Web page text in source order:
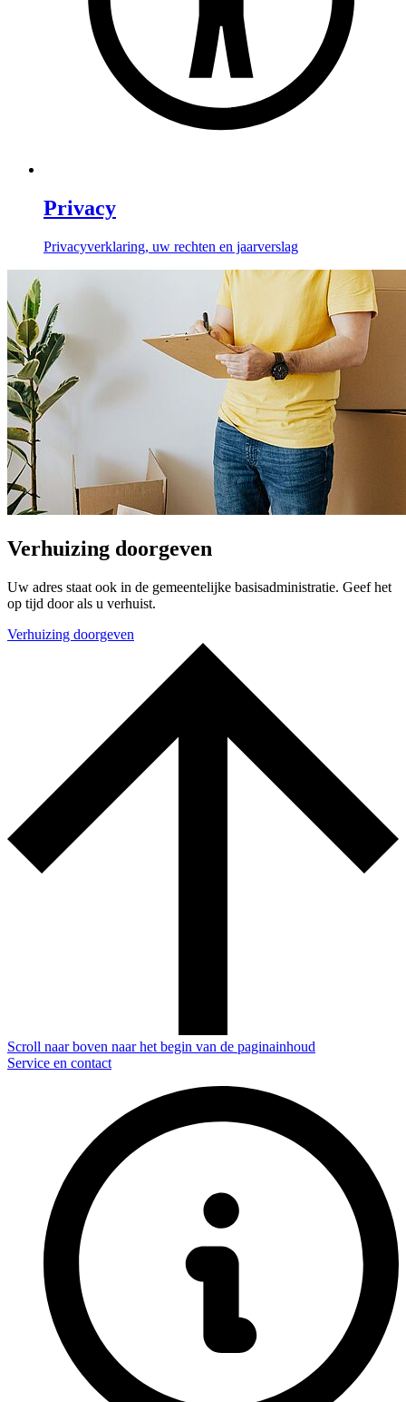
Privacy
Privacyverklaring, uw rechten en jaarverslag
Verhuizing doorgeven
Uw adres staat ook in de gemeentelijke basisadministratie. Geef het
op tijd door als u verhuist.
Verhuizing doorgeven
Scroll naar boven naar het begin van de paginainhoud
Service en contact